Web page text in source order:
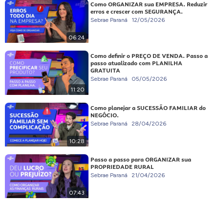
06:24
Como ORGANIZAR sua EMPRESA. Reduzir
erros e crescer com SEGURANÇA.
Sebrae Paraná 12/05/2026
11:20
Como definir o PREÇO DE VENDA. Passo a
passo atualizado com PLANILHA
GRATUITA
Sebrae Paraná 05/05/2026
10:28
Como planejar a SUCESSÃO FAMILIAR do
NEGÓCIO.
Sebrae Paraná 28/04/2026
07:43
Passo a passo para ORGANIZAR sua
PROPRIEDADE RURAL
Sebrae Paraná 21/04/2026